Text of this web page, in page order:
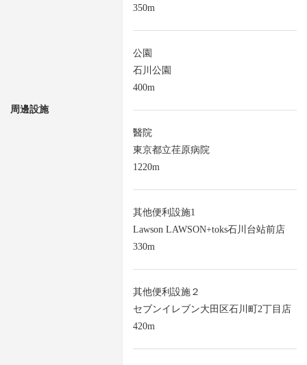
周邊設施
350m
公園
石川公園
400m
醫院
東京都立荏原病院
1220m
其他便利設施1
Lawson LAWSON+toks石川台站前店
330m
其他便利設施２
セブンイレブン大田区石川町2丁目店
420m